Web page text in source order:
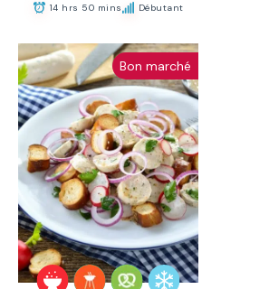
14 hrs 50 mins Débutant
Bon marché